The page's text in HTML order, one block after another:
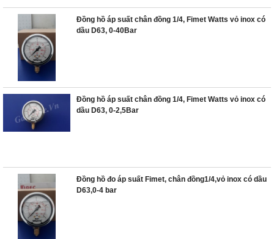
Đồng hồ áp suất chân đồng 1/4, Fimet Watts vỏ inox có
dầu D63, 0-40Bar
Đồng hồ áp suất chân đồng 1/4, Fimet Watts vỏ inox có
dầu D63, 0-2,5Bar
Đồng hồ đo áp suất Fimet, chân đồng1/4,vỏ inox có dầu
D63,0-4 bar